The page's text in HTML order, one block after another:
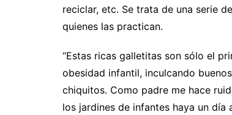
reciclar, etc. Se trata de una serie
quienes las practican.
“Estas ricas galletitas son sólo el
obesidad infantil, inculcando
chiquitos. Como padre me hace
los jardines de infantes haya un día